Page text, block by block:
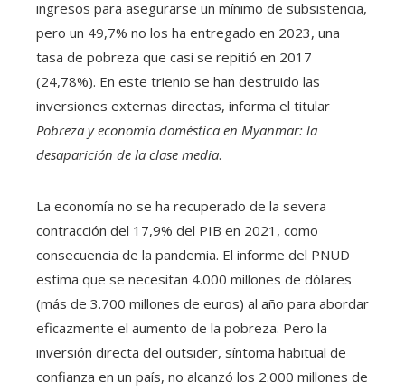
ingresos para asegurarse un mínimo de subsistencia,
pero un 49,7% no los ha entregado en 2023, una
tasa de pobreza que casi se repitió en 2017
(24,78%). En este trienio se han destruido las
inversiones externas directas, informa el titular
Pobreza y economía doméstica en Myanmar: la
desaparición de la clase media.
La economía no se ha recuperado de la severa
contracción del 17,9% del PIB en 2021, como
consecuencia de la pandemia. El informe del PNUD
estima que se necesitan 4.000 millones de dólares
(más de 3.700 millones de euros) al año para abordar
eficazmente el aumento de la pobreza. Pero la
inversión directa del outsider, síntoma habitual de
confianza en un país, no alcanzó los 2.000 millones de